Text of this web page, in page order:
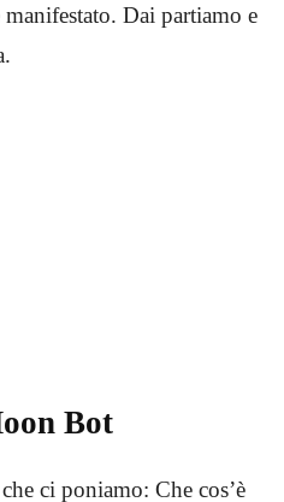
Dai partiamo e
Bot
ci poniamo: Che cos’è